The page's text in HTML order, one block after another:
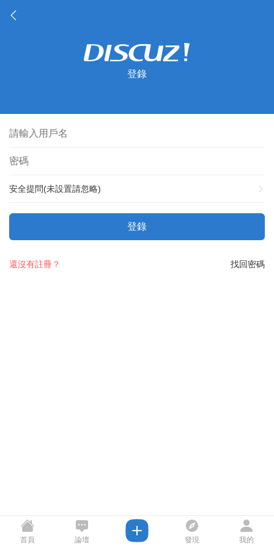
登錄
安全提問(未設置請忽略)
登錄
找回密碼
還沒有註冊？
首頁 論壇 發現 我的